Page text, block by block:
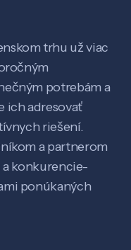
trhu už viac
potrebám a
ich adresovať
riešení.
a partnerom
konkurencie-
ponúkaných